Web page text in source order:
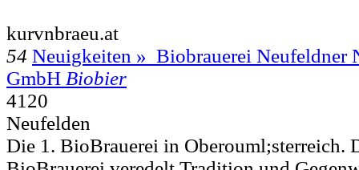
kurvnbraeu.at
54 Neuigkeiten » Biobrauerei Neufeldner
GmbH Biobier
4120
Neufelden
Die 1. BioBrauerei in Oberouml;sterreich.